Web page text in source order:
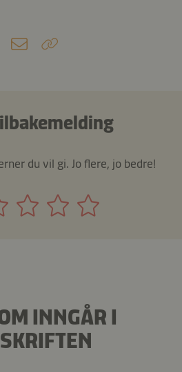
du vil gi. Jo flere, jo bedre!
INNGÅR I